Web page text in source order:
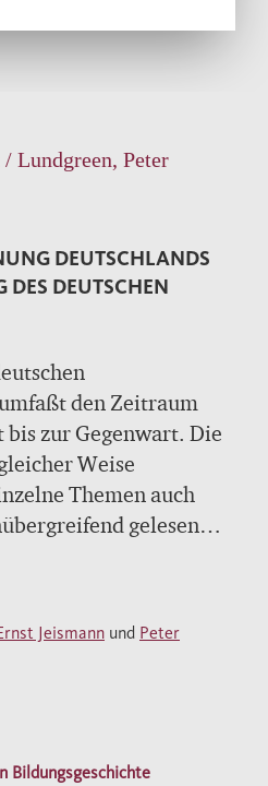
Lundgreen, Peter
DEUTSCHLANDS
DEUTSCHEN
den Zeitraum
bis zur Gegenwart. Die
Weise
Themen auch
gelesen
, Erziehungs- und
Denken
Kindheit,
und Fürsorge;
Jeismann und Peter
Bildungsgeschichte